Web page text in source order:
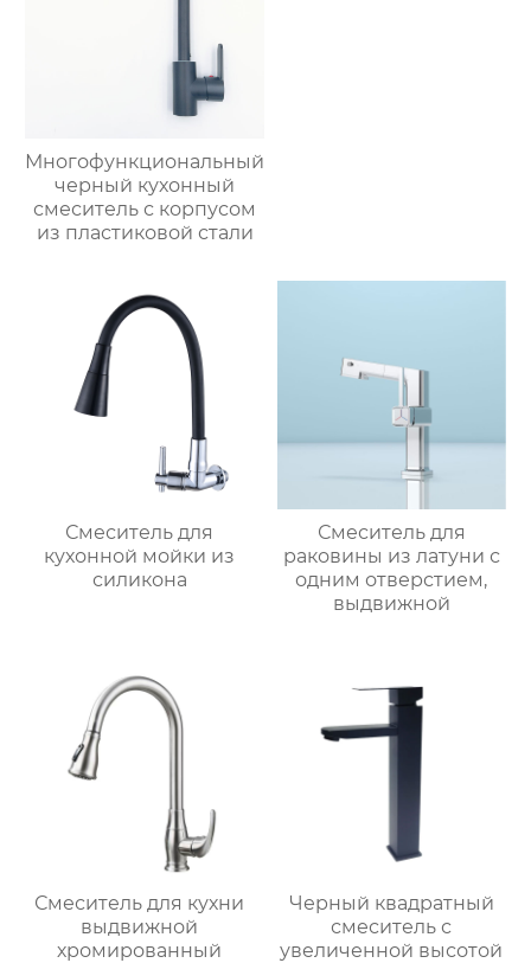
Многофункциональный
черный кухонный
смеситель с корпусом
из пластиковой стали
Смеситель для
кухонной мойки из
силикона
Смеситель для
раковины из латуни с
одним отверстием,
выдвижной
Смеситель для кухни
выдвижной
хромированный
Черный квадратный
смеситель с
увеличенной высотой